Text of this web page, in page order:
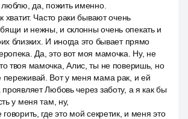
люблю, да, пожить именно.
хватит. Часто раки бывают очень
и нежны, и склонны очень опекать и
близких. И иногда это бывает прямо
Да, это вот моя мамочка. Ну, не
твоя мамочка, Алис, ты не поверишь, но
переживай. Вот у меня мама рак, и ей
проявляет Любовь через заботу, а я как бы
у меня там, ну,
где это мой секретик, и меня это